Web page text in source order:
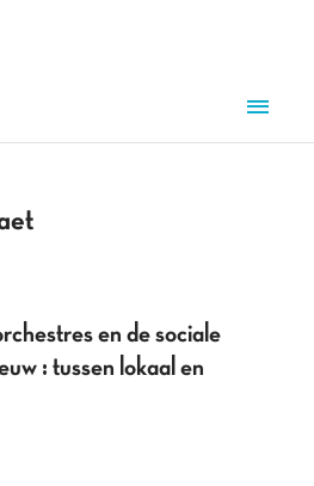
en de sociale
: tussen lokaal en